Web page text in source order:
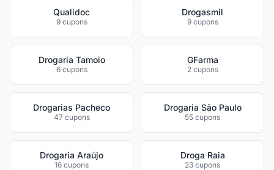
Qualidoc
9 cupons
Drogasmil
9 cupons
Drogaria Tamoio
6 cupons
GFarma
2 cupons
Drogarias Pacheco
47 cupons
Drogaria São Paulo
55 cupons
Drogaria Araújo
16 cupons
Droga Raia
23 cupons